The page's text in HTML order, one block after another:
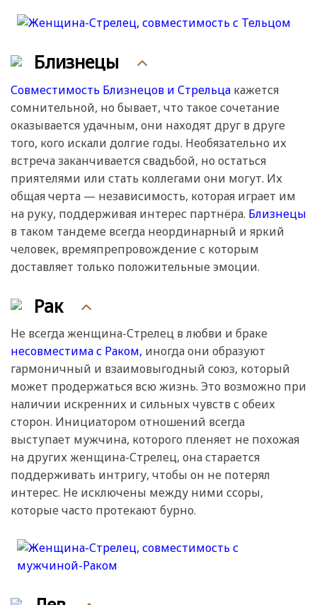
Близнецы
Совместимость Близнецов и Стрельца кажется
сомнительной, но бывает, что такое сочетание
оказывается удачным, они находят друг в друге
того, кого искали долгие годы. Необязательно их
встреча заканчивается свадьбой, но остаться
приятелями или стать коллегами они могут. Их
общая черта — независимость, которая играет им
на руку, поддерживая интерес партнёра. Близнецы
в таком тандеме всегда неординарный и яркий
человек, времяпрепровождение с которым
доставляет только положительные эмоции.
Рак
Не всегда женщина-Стрелец в любви и браке
несовместима с Раком, иногда они образуют
гармоничный и взаимовыгодный союз, который
может продержаться всю жизнь. Это возможно при
наличии искренних и сильных чувств с обеих
сторон. Инициатором отношений всегда
выступает мужчина, которого пленяет не похожая
на других женщина-Стрелец, она старается
поддерживать интригу, чтобы он не потерял
интерес. Не исключены между ними ссоры,
которые часто протекают бурно.